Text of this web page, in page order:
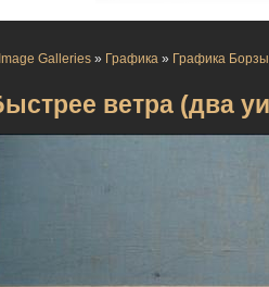
Image Galleries » Графика » Графика
ветра (два